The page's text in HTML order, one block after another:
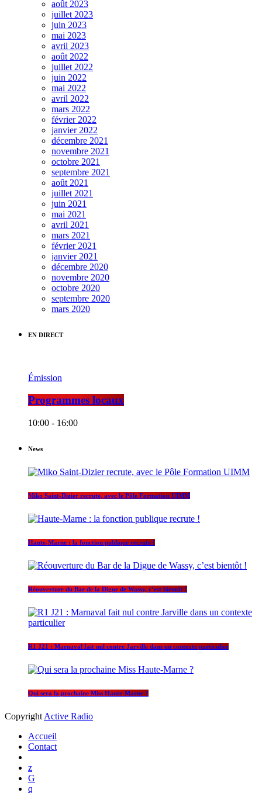
août 2023
juillet 2023
juin 2023
mai 2023
avril 2023
août 2022
juillet 2022
juin 2022
mai 2022
avril 2022
mars 2022
février 2022
janvier 2022
décembre 2021
novembre 2021
octobre 2021
septembre 2021
août 2021
juillet 2021
juin 2021
mai 2021
avril 2021
mars 2021
février 2021
janvier 2021
décembre 2020
novembre 2020
octobre 2020
septembre 2020
mars 2020
EN DIRECT
Émission
Programmes locaux
10:00 - 16:00
News
Miko Saint-Dizier recrute, avec le Pôle Formation UIMM
Haute-Marne : la fonction publique recrute !
Réouverture du Bar de la Digue de Wassy, c’est bientôt !
R1 J21 : Marnaval fait nul contre Jarville dans un contexte particulier
Qui sera la prochaine Miss Haute-Marne ?
Copyright Active Radio
Accueil
Contact